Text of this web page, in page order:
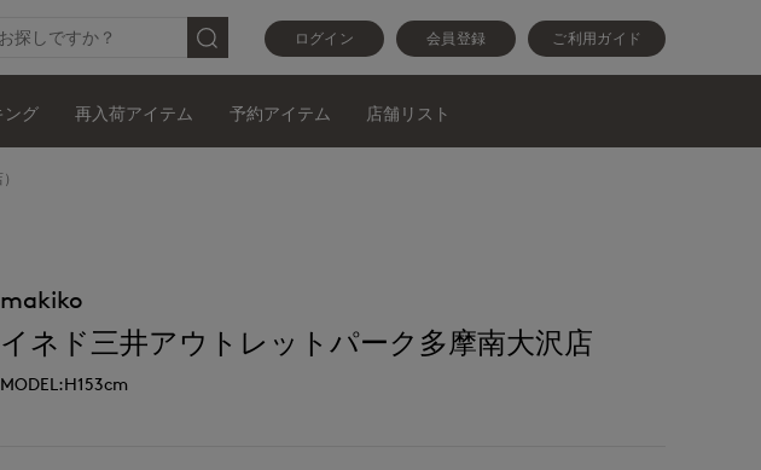
ログイン 会員登録 ご利用ガイド
ング 再入荷アイテム 予約アイテム 店舗リスト
makiko
イネド三井アウトレットパーク多摩南大沢店
MODEL:H153cm